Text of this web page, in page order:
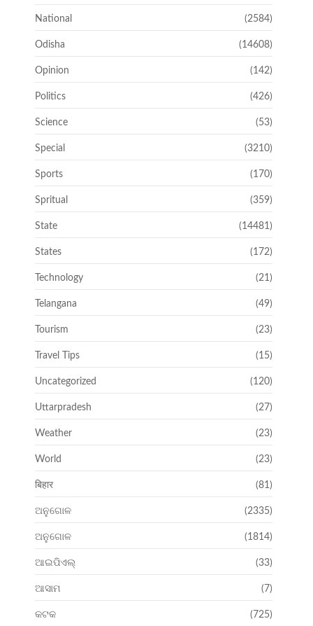
National (2584)
Odisha (14608)
Opinion (142)
Politics (426)
Science (53)
Special (3210)
Sports (170)
Spritual (359)
State (14481)
States (172)
Technology (21)
Telangana (49)
Tourism (23)
Travel Tips (15)
Uncategorized (120)
Uttarpradesh (27)
Weather (23)
World (23)
बिहार (81)
ଅନୁଗୋଳ (2335)
ଅନୁଗୋଳ (1814)
ଆଇପିଏଲ୍ (33)
ଆସାମ (7)
କଟକ (725)